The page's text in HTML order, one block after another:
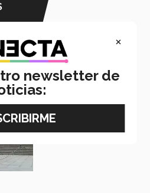
×
newsletter de